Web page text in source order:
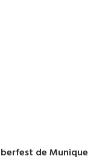
de Munique